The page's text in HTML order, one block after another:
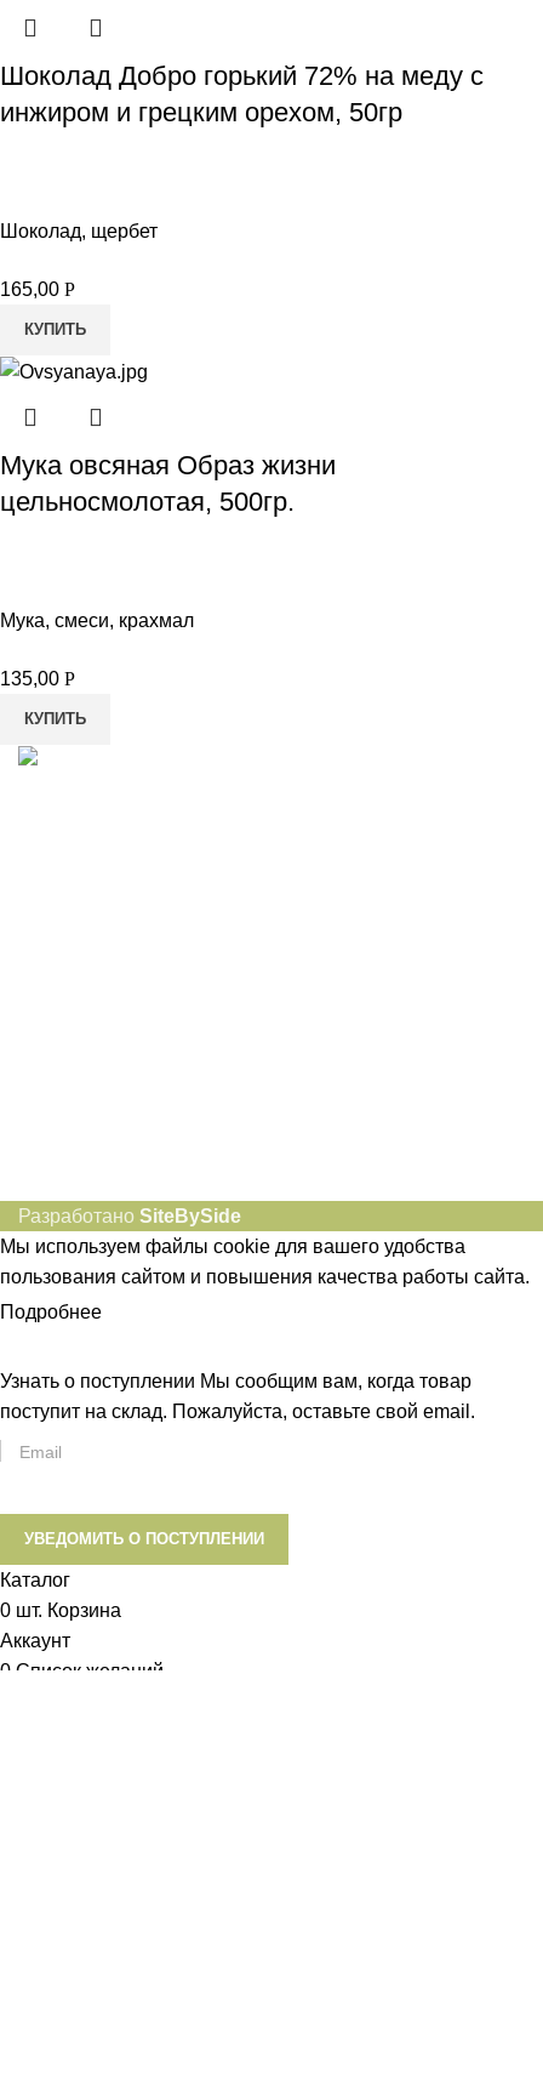
Шоколад Добро горький 72% на меду с
инжиром и грецким орехом, 50гр
Шоколад, щербет
165,00 Р
КУПИТЬ
Мука овсяная Образ жизни
цельносмолотая, 500гр.
Мука, смеси, крахмал
135,00 Р
КУПИТЬ
Разработано SiteBySide
Мы используем файлы cookie для вашего удобства
пользования сайтом и повышения качества работы сайта.
Подробнее
Узнать о поступлении Мы сообщим вам, когда товар
поступит на склад. Пожалуйста, оставьте свой email.
УВЕДОМИТЬ О ПОСТУПЛЕНИИ
Каталог
0 шт. Корзина
Аккаунт
0 Список желаний